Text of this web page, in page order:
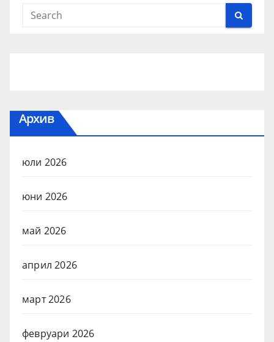
Архив
юли 2026
юни 2026
май 2026
април 2026
март 2026
февруари 2026